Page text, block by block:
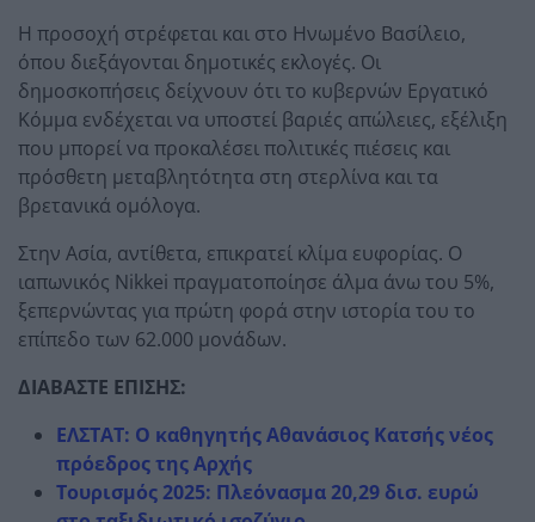
Η προσοχή στρέφεται και στο Ηνωμένο Βασίλειο,
όπου διεξάγονται δημοτικές εκλογές. Οι
δημοσκοπήσεις δείχνουν ότι το κυβερνών Εργατικό
Κόμμα ενδέχεται να υποστεί βαριές απώλειες, εξέλιξη
που μπορεί να προκαλέσει πολιτικές πιέσεις και
πρόσθετη μεταβλητότητα στη στερλίνα και τα
βρετανικά ομόλογα.
Στην Ασία, αντίθετα, επικρατεί κλίμα ευφορίας. Ο
ιαπωνικός Nikkei πραγματοποίησε άλμα άνω του 5%,
ξεπερνώντας για πρώτη φορά στην ιστορία του το
επίπεδο των 62.000 μονάδων.
ΔΙΑΒΑΣΤΕ ΕΠΙΣΗΣ:
ΕΛΣΤΑΤ: Ο καθηγητής Αθανάσιος Κατσής νέος
πρόεδρος της Αρχής
Τουρισμός 2025: Πλεόνασμα 20,29 δισ. ευρώ